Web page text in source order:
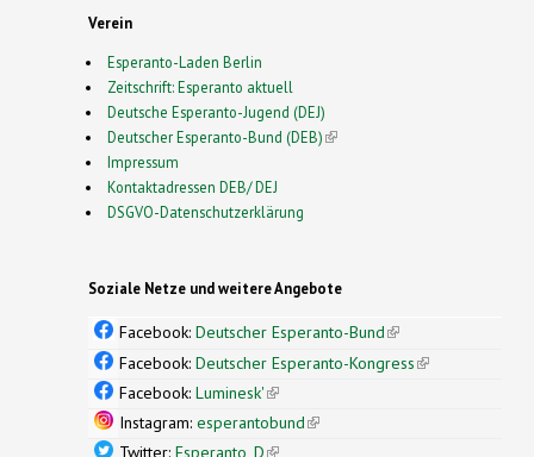
Verein
Esperanto-Laden Berlin
Zeitschrift: Esperanto aktuell
Deutsche Esperanto-Jugend (DEJ)
Deutscher Esperanto-Bund (DEB)(link is external)
Impressum
Kontaktadressen DEB/ DEJ
DSGVO-Datenschutzerklärung
Soziale Netze und weitere Angebote
Facebook: Deutscher Esperanto-Bund(link is
external)
Facebook: Deutscher Esperanto-Kongress(link is
Facebook: Luminesk'(link is external)
Instagram: esperantobund(link is external)